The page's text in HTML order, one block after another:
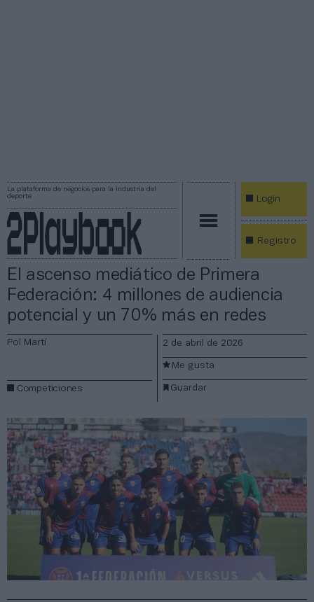
La plataforma de negocios para la industria del
deporte
Login
Registro
El ascenso mediático de Primera
Federación: 4 millones de audiencia
potencial y un 70% más en redes
Pol Martí
Competiciones
2 de abril de 2026
Guardar
Me gusta